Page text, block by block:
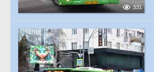
331